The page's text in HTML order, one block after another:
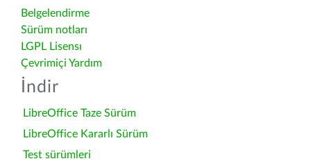
Belgelendirme
Sürüm notları
LGPL Lisensı
Çevrimiçi Yardım
İndir
LibreOffice Taze Sürüm
LibreOffice Kararlı Sürüm
Test sürümleri